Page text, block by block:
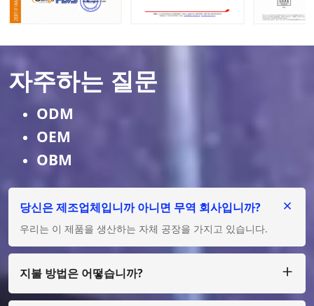
자주하는 질문
ODM
OEM
OBM
당신은 제조업체입니까 아니면 무역 회사입니까?
우리는 이 제품을 생산하는 자체 공장을 가지고 있습니다.
지불 방법은 어떻습니까?
Paypal, Western Union, Moneygram, Escrow 등을 통해 지불